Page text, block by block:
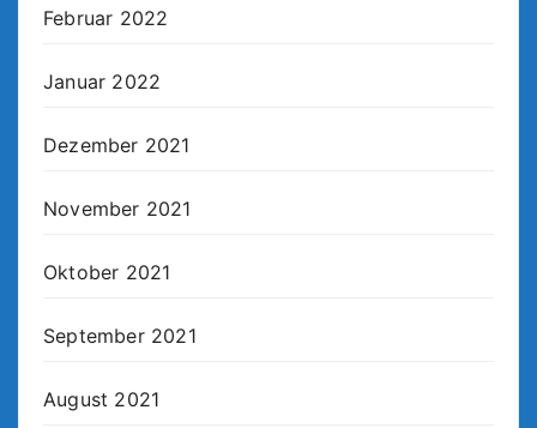
Februar 2022
Januar 2022
Dezember 2021
November 2021
Oktober 2021
September 2021
August 2021